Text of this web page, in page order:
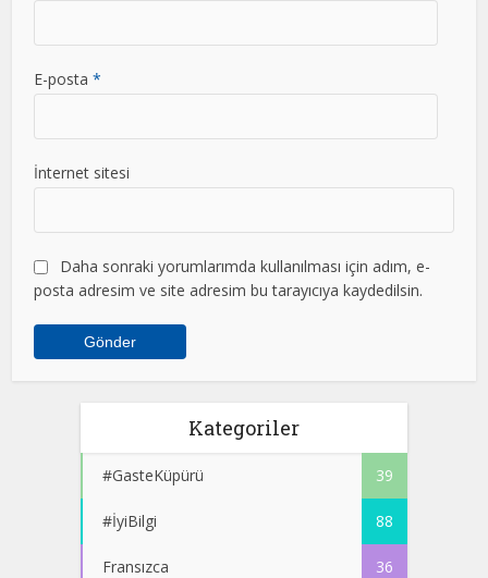
E-posta*
İnternet sitesi
Daha sonraki yorumlarımda kullanılması için adım, e-
posta adresim ve site adresim bu tarayıcıya kaydedilsin.
Kategoriler
#GasteKüpürü 39
#İyiBilgi 88
Fransızca 36